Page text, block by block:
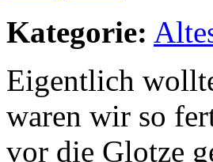
Kategorie:
Eigentlich
waren wir so
vor die Glotze